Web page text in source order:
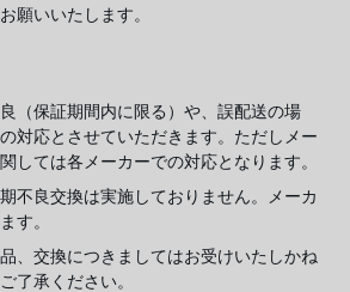
願いいたします。
（保証期間内に限る）や、誤配送の場
対応とさせていただきます。ただしメー
しては各メーカーでの対応となります。
不良交換は実施しておりません。メーカ
す。
、交換につきましてはお受けいたしかね
了承ください。